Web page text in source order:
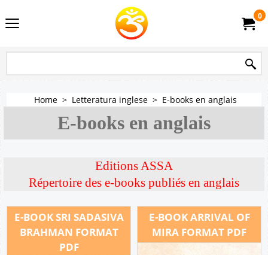
0
Home > Letteratura inglese > E-books en anglais
E-books en anglais
Editions ASSA
Répertoire des e-books publiés en anglais
E-BOOK SRI SADASIVA
BRAHMAN FORMAT
PDF
E-BOOK ARRIVAL OF
MIRA FORMAT PDF